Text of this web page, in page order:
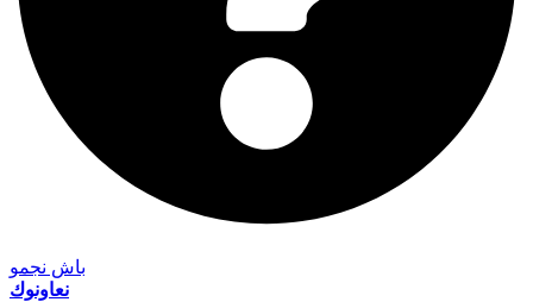
باش نجمو
نعاونوك